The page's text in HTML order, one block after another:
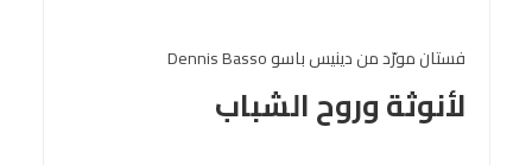
فستان مورّد من دينيس باسو Dennis Basso
لأنوثة وروح الشباب